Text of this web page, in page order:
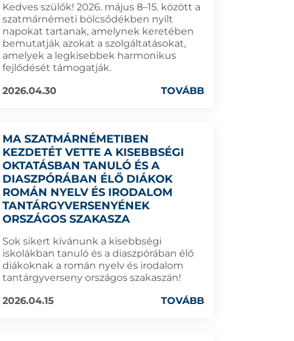
Kedves szülők! 2026. május 8–15. között a
szatmárnémeti bölcsődékben nyílt
napokat tartanak, amelynek keretében
bemutatják azokat a szolgáltatásokat,
amelyek a legkisebbek harmonikus
fejlődését támogatják.
2026.04.30
TOVÁBB
MA SZATMÁRNÉMETIBEN
KEZDETÉT VETTE A KISEBBSÉGI
OKTATÁSBAN TANULÓ ÉS A
DIASZPÓRÁBAN ÉLŐ DIÁKOK
ROMÁN NYELV ÉS IRODALOM
TANTÁRGYVERSENYÉNEK
ORSZÁGOS SZAKASZA
Sok sikert kívánunk a kisebbségi
iskolákban tanuló és a diaszpórában élő
diákoknak a román nyelv és irodalom
tantárgyverseny országos szakaszán!
2026.04.15
TOVÁBB